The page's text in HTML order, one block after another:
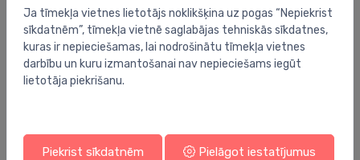
Ja tīmekļa vietnes lietotājs noklikšķina uz pogas “Nepiekrist
sīkdatnēm”, tīmekļa vietnē saglabājas tehniskās sīkdatnes,
kuras ir nepieciešamas, lai nodrošinātu tīmekļa vietnes
darbību un kuru izmantošanai nav nepieciešams iegūt
lietotāja piekrišanu.
Piekrist sīkdatnēm Pielāgot iestatījumus